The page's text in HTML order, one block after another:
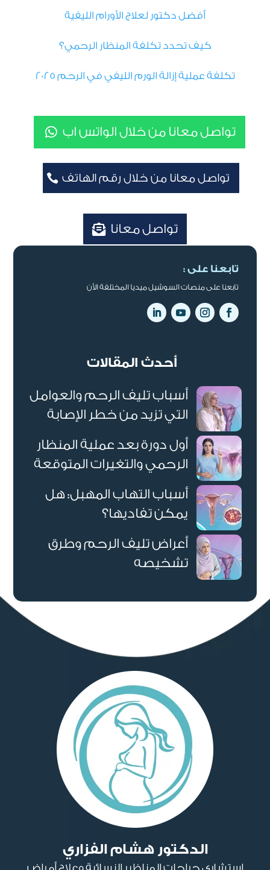
تابعنا على :
تابعنا على منصات السوشيل ميديا المختلفة الأن
أحدث المقالات
أسباب تليف الرحم والعوامل
التي تزيد من خطر الإصابة
أول دورة بعد عملية المنظار
الرحمي والتغيرات المتوقعة
أسباب التهاب المهبل: هل
يمكن تفاديها؟
أعراض تليف الرحم وطرق
تشخيصه
أفضل دكتور لعلاج الأورام الليفية
كيف تحدد تكلفة المنظار الرحمي؟
تكلفة عملية إزالة الورم الليفي في الرحم 2025
تواصل معانا من خلال الواتس اب
تواصل معانا من خلال رقم الهاتف
تواصل معانا
الدكتور هشام الفزاري